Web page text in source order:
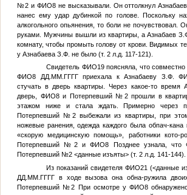
№2и ФИО8не высказывали. Он оттолкнул
нанес ему удар дубинкой по голове. Поскольку
алкогольного опьянения, то боли не почувствовал.
руками. Мужчины вышли из квартиры, а Азнабаев
комнату, чтобы промыть голову от крови. Видимых
у Азнабаева З.Ф. не было (т. 2 л.д. 117-121).
Свидетель ФИО19поясняла, что совместно
ФИО8
ДД.ММ.ГГГГприехала к Азнабаеву З.Ф.
стучать в дверь квартиры. Через какое-то время
дверь, ФИО8и Потерпевший №2прошли в
этажом ниже и стала ждать. Примерно через
Потерпевший №2 выбежали из квартиры, при
ножевые ранения, одежда каждого была обпач-
«скорую медицинскую помощь», работники кото-
Потерпевший №2иФИО8 Позднее узнала, что
Потерпевший №2 <данные изъяты>(т. 2 л.д. 141-144).
Из показаний свидетеля ФИО21 (<данные
ДД.ММ.ГГГГв ходе вызова она обна-ружила
Потерпевший №2 При осмотре уФИО8